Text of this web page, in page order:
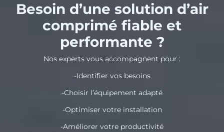
Besoin d’une solution d’air
comprimé fiable et
performante ?
Nos experts vous accompagnent pour :
-Identifier vos besoins
-Choisir l’équipement adapté
-Optimiser votre installation
-Améliorer votre productivité